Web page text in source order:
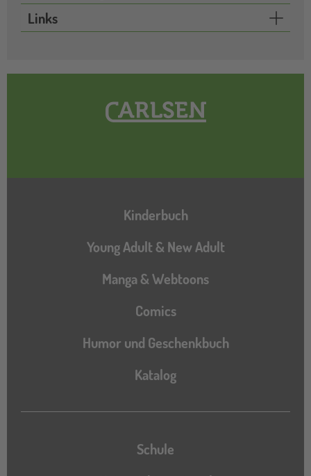
Links
Hauptnavigation
Kinderbuch
Young Adult & New Adult
Manga & Webtoons
Comics
Humor und Geschenkbuch
Katalog
Katalog
Schule